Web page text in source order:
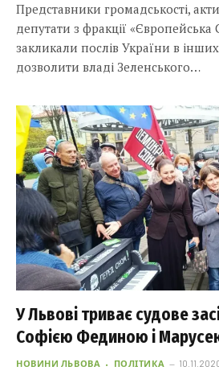
Представники громадськості,
депутати з фракції «Європейська
закликали послів України в
дозволити владі Зеленського…
У Львові триває судове
Софією Фединою і
НОВИНИ ЛЬВОВА ПОЛІТИКА